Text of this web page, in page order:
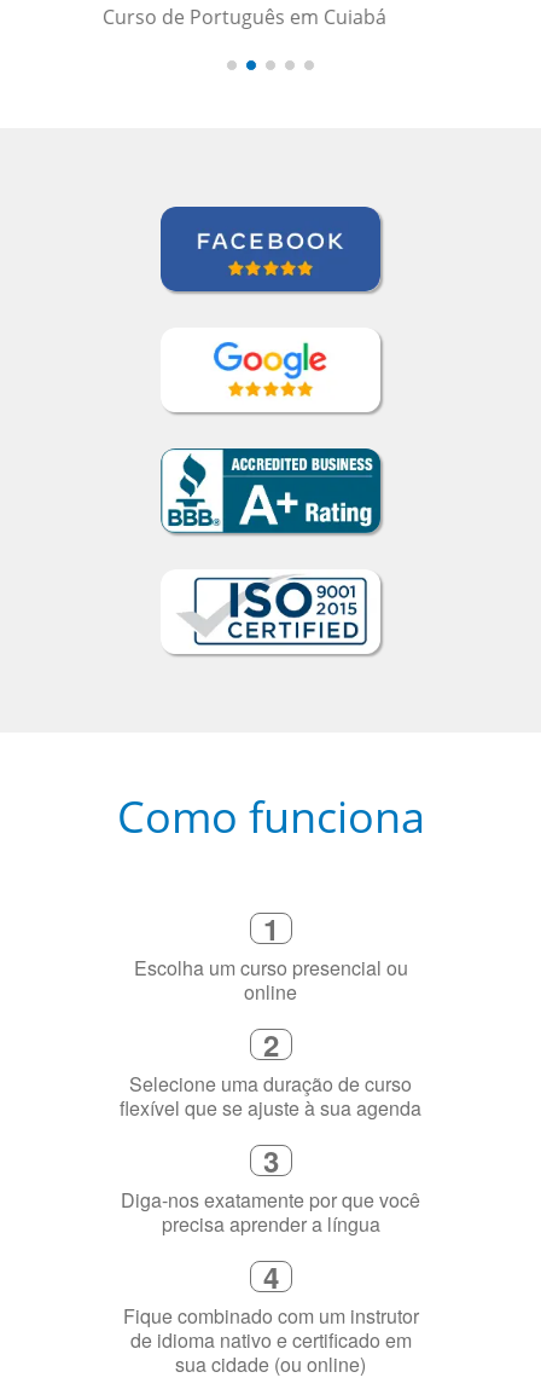
Roland Tschanz
Como funciona
1
Escolha um curso presencial ou
online
2
Selecione uma duração de curso
flexível que se ajuste à sua agenda
3
Diga-nos exatamente por que você
precisa aprender a língua
4
Fique combinado com um instrutor
de idioma nativo e certificado em
sua cidade (ou online)